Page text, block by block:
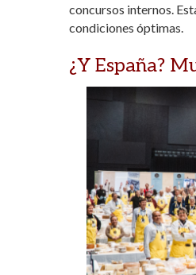
concursos internos.
condiciones óptimas.
¿Y España?